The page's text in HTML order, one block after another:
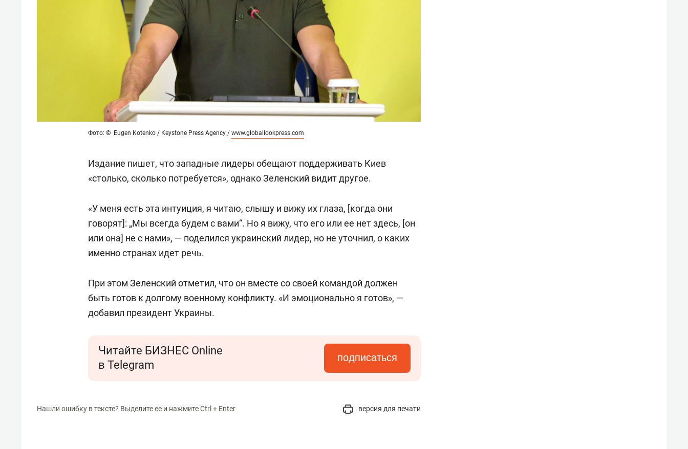
Фото: © Eugen Kotenko / Keystone Press Agency / www.globallookpress.com
Издание пишет, что западные лидеры обещают поддерживать Киев
«столько, сколько потребуется», однако Зеленский видит другое.
«У меня есть эта интуиция, я читаю, слышу и вижу их глаза, [когда они
говорят]: „Мы всегда будем с вами“. Но я вижу, что его или ее нет здесь, [он
или она] не с нами», — поделился украинский лидер, но не уточнил, о каких
именно странах идет речь.
При этом Зеленский отметил, что он вместе со своей командой должен
быть готов к долгому военному конфликту. «И эмоционально я готов», —
добавил президент Украины.
Читайте БИЗНЕС Online
в Telegram
подписаться
Нашли ошибку в тексте? Выделите ее и нажмите Ctrl + Enter версия для печати